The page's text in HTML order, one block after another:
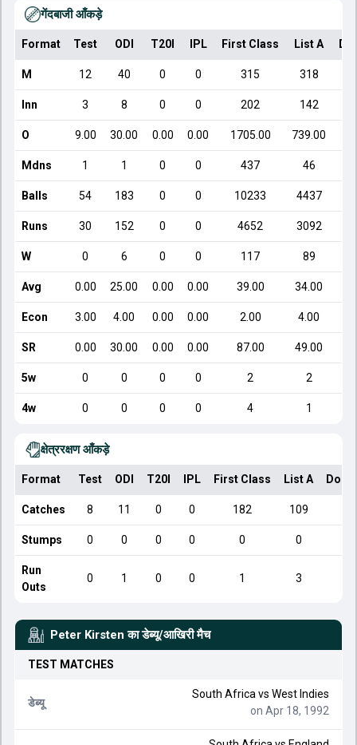
गेंदबाजी आँकड़े
Format Test ODI T20I IPL First Class List A
M 12 40 0 0 315 318
Inn 3 8 0 0 202 142
O 9.00 30.00 0.00 0.00 1705.00 739.00
Mdns 1 1 0 0 437 46
Balls 54 183 0 0 10233 4437
Runs 30 152 0 0 4652 3092
W 0 6 0 0 117 89
Avg 0.00 25.00 0.00 0.00 39.00 34.00
Econ 3.00 4.00 0.00 0.00 2.00 4.00
SR 0.00 30.00 0.00 0.00 87.00 49.00
5w 0 0 0 0 2 2
4w 0 0 0 0 4 1
क्षेत्ररक्षण आँकड़े
Format Test ODI T20I IPL First Class List A
Catches 8 11 0 0 182 109
Stumps 0 0 0 0 0 0
Run
Outs
0 1 0 0 1 3
Peter Kirsten का डेब्यू/आखिरी मैच
TEST MATCHES
डेब्यू
South Africa vs West Indies
on Apr 18, 1992